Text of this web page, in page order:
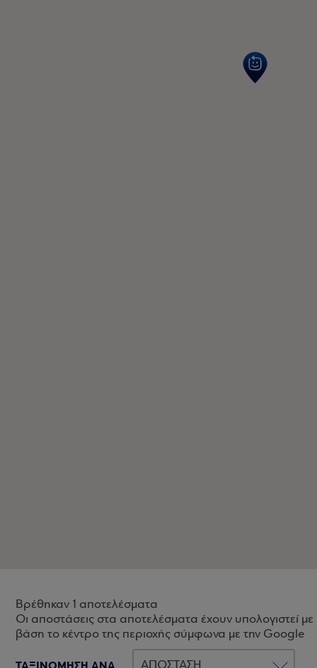
Βρέθηκαν 1 αποτελέσματα
Οι αποστάσεις στα αποτελέσματα έχουν υπολογιστεί με
βάση το κέντρο της περιοχής σύμφωνα με την Google